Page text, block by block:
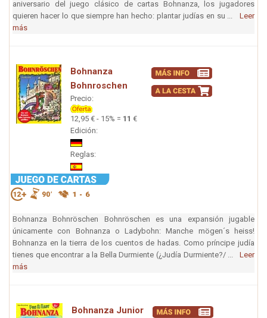
aniversario del juego clásico de cartas Bohnanza, los jugadores
quieren hacer lo que siempre han hecho: plantar judías en su ... Leer
más
Bohnanza
Bohnroschen
Precio:
12,95 € - 15% = 11 €
Edición:
Reglas:
Bohnanza Bohnröschen Bohnröschen es una expansión jugable
únicamente con Bohnanza o Ladybohn: Manche mögen´s heiss!
Bohnanza en la tierra de los cuentos de hadas. Como príncipe judía
tienes que encontrar a la Bella Durmiente (¿Judía Durmiente?/ ... Leer
más
Bohnanza Junior